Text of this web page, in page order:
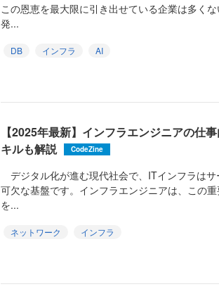
この恩恵を最大限に引き出せている企業は多く
発...
DB インフラ
AI
【2025年最新】インフラエンジニアの仕
キルも解説
CodeZine
デジタル化が進む現代社会で、ITインフラは
可欠な基盤です。インフラエンジニアは、この
を...
ネットワーク
インフラ